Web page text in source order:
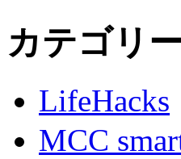
カテゴリー
LifeHacks
MCC